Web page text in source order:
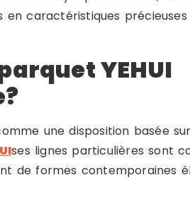
caractéristiques
YEHUI
une disposition basée
ses lignes particulières sont
de formes contemporaines